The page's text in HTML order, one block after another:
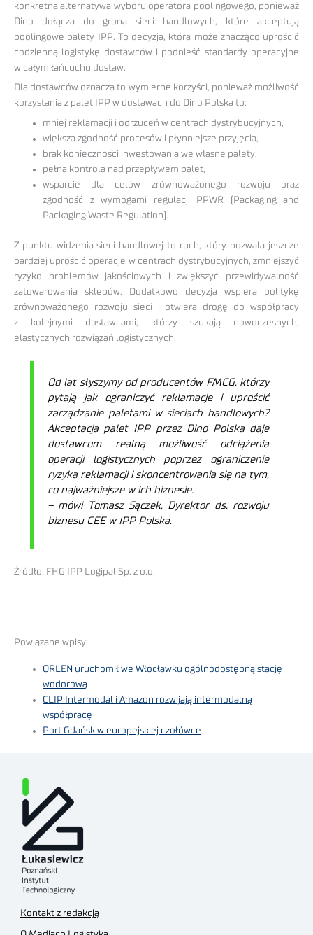
konkretna alternatywa wyboru operatora poolingowego, ponieważ
Dino dołącza do grona sieci handlowych, które akceptują
poolingowe palety IPP. To decyzja, która może znacząco uprościć
codzienną logistykę dostawców i podnieść standardy operacyjne
w całym łańcuchu dostaw.
Dla dostawców oznacza to wymierne korzyści, ponieważ możliwość
korzystania z palet IPP w dostawach do Dino Polska to:
mniej reklamacji i odrzuceń w centrach dystrybucyjnych,
większa zgodność procesów i płynniejsze przyjęcia,
brak konieczności inwestowania we własne palety,
pełna kontrola nad przepływem palet,
wsparcie dla celów zrównoważonego rozwoju oraz
zgodność z wymogami regulacji PPWR (Packaging and
Packaging Waste Regulation).
Z punktu widzenia sieci handlowej to ruch, który pozwala jeszcze
bardziej uprościć operacje w centrach dystrybucyjnych, zmniejszyć
ryzyko problemów jakościowych i zwiększyć przewidywalność
zatowarowania sklepów. Dodatkowo decyzja wspiera politykę
zrównoważonego rozwoju sieci i otwiera drogę do współpracy
z kolejnymi dostawcami, którzy szukają nowoczesnych,
elastycznych rozwiązań logistycznych.
Od lat słyszymy od producentów FMCG, którzy
pytają jak ograniczyć reklamacje i uprościć
zarządzanie paletami w sieciach handlowych?
Akceptacja palet IPP przez Dino Polska daje
dostawcom realną możliwość odciążenia
operacji logistycznych poprzez ograniczenie
ryzyka reklamacji i skoncentrowania się na tym,
co najważniejsze w ich biznesie.
– mówi Tomasz Sączek, Dyrektor ds. rozwoju
biznesu CEE w IPP Polska.
Źródło: FHG IPP Logipal Sp. z o.o.
Powiązane wpisy:
ORLEN uruchomił we Włocławku ogólnodostępną stację
wodorową
CLIP Intermodal i Amazon rozwijają intermodalną
współpracę
Port Gdańsk w europejskiej czołówce
Kontakt z redakcją